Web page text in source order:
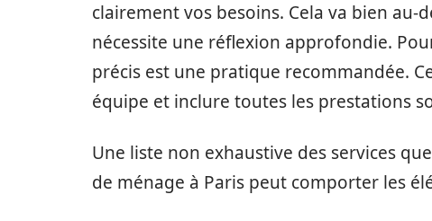
clairement vos besoins. Cela va bien au-
nécessite une réflexion approfondie.
précis est une pratique recommandée.
équipe et inclure toutes les prestations
Une liste non exhaustive des services
de ménage à Paris peut comporter les